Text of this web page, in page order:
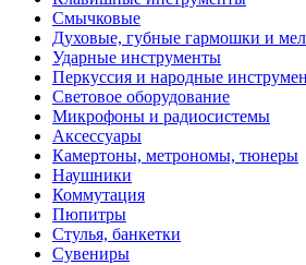
Смычковые
Духовые, губные гармошки и
Ударные инструменты
Перкуссия и народные
Световое оборудование
Микрофоны и радиосистемы
Аксессуары
Камертоны, метрономы, тюнеры
Наушники
Коммутация
Пюпитры
Стулья, банкетки
Сувениры